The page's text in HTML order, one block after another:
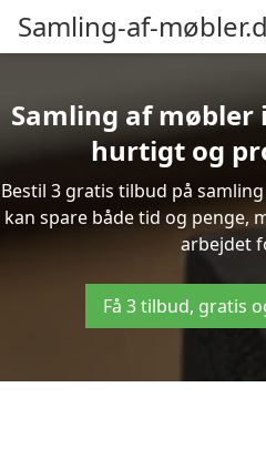
Samling-af-
Samling af
hurtigt og
Bestil 3 gratis tilbud på
kan spare både tid og penge,
arbejdet
Få 3 tilbud, gratis